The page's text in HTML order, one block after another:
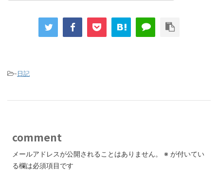
-日記
comment
メールアドレスが公開されることはありません。 ※ が付いてい
る欄は必須項目です